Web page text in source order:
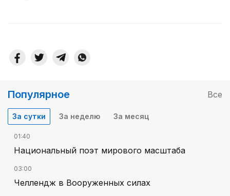
Популярное Все
За сутки За неделю За месяц
01:40
Национальный поэт мирового масштаба
03:00
Челлендж в Вооруженных силах